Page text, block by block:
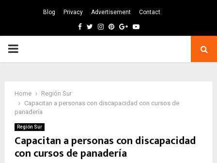
Blog Privacy Advertisement Contact
Facebook
TwitterInstagram
Pinterest
GoogleYoutube
PRIMARY
Home
Región Sur
Capacitan a personas con discapacidad con cursos de
panadería
Región Sur
Capacitan a personas con discapacidad
con cursos de panadería